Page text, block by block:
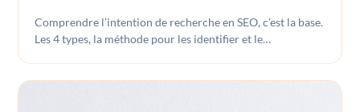
Comprendre l’intention de recherche en SEO, c’est la base.
Les 4 types, la méthode pour les identifier et le…